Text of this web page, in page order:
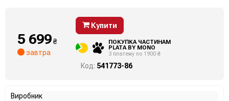
5 699₴
завтра
Купити
ПОКУПКА ЧАСТИНАМ
PLATA BY MONO
3 платежу по 1900 ₴
Код: 541773-86
Виробник